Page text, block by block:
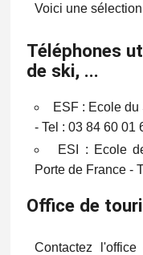
Voici une
Téléphones
de ski, ...
ESF : Ecole
- Tel : 03 84 60 01
ESI : Ecole
Porte de France -
Office de
Contactez